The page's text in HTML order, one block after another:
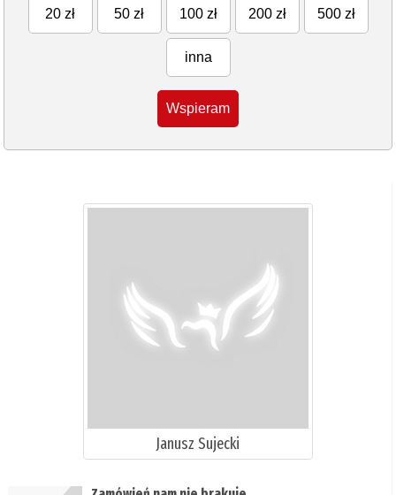
20 zł 50 zł 100 zł 200 zł 500 zł
inna
Wspieram
Janusz Sujecki